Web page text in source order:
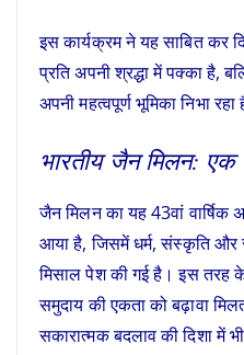
इस कार्यक्रम ने यह साबित कर
प्रति अपनी श्रद्धा में पक्का है,
अपनी महत्वपूर्ण भूमिका निभा रहा
भारतीय जैन मिलन:
जैन मिलन का यह 43वां
आया है, जिसमें धर्म, संस्कृति और
मिसाल पेश की गई है। इस
समुदाय की एकता को बढ़ावा
सकारात्मक बदलाव की दिशा में